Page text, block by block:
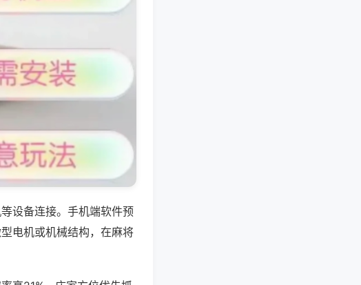
设备连接。手机端软件预
电机或机械结构，在麻将